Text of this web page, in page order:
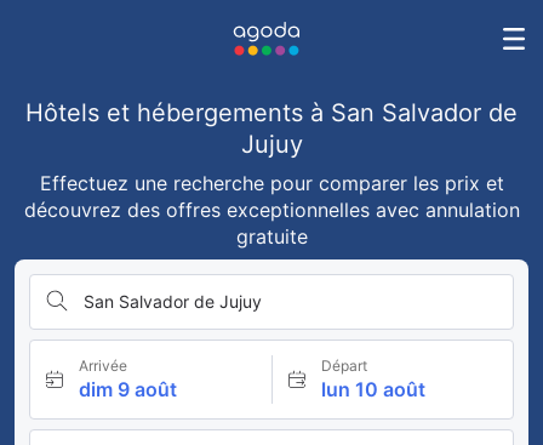
Hôtels et hébergements à San Salvador de
Jujuy
Effectuez une recherche pour comparer les prix et
découvrez des offres exceptionnelles avec annulation
gratuite
San Salvador de Jujuy
Arrivée
dim 9 août
Départ
lun 10 août